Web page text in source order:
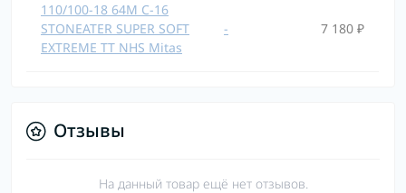
110/100-18 64M C-16
STONEATER SUPER SOFT
EXTREME TT NHS Mitas
- 7 180 ₽
Отзывы
На данный товар ещё нет отзывов.